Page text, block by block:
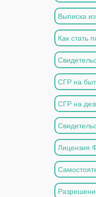
Выписка
Как стать
СГР на
СГР на
Лицензия